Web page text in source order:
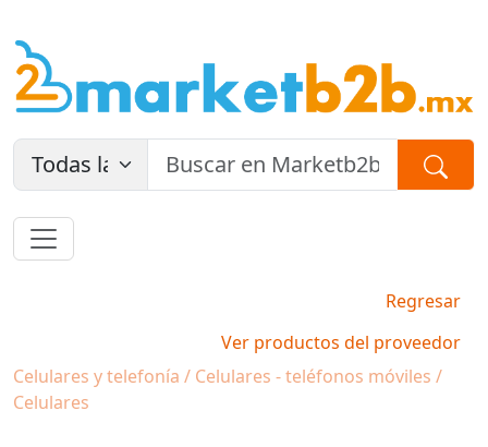
Regresar
Ver productos del proveedor
Celulares y telefonía / Celulares - teléfonos móviles /
Celulares